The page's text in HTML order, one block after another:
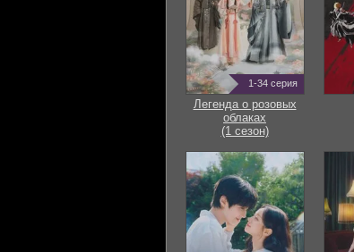
1-34 серия
Легенда о розовых
облаках
(1 сезон)